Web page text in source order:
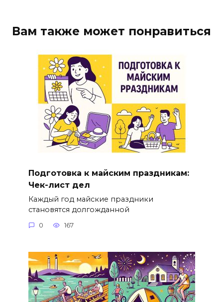
Вам также может понравиться
Подготовка к майским праздникам:
Чек-лист дел
Каждый год майские праздники
становятся долгожданной
0 167